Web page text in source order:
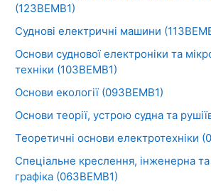
(12ЗВЕМВ1)
Суднові електричні машини
Основи суднової електроніки та
техніки (10ЗВЕМВ1)
Основи екології (09ЗВЕМВ1)
Основи теорії, устрою судна та
Теоретичні основи електротехніки
Спеціальне креслення, інженерна
графіка (06ЗВЕМВ1)